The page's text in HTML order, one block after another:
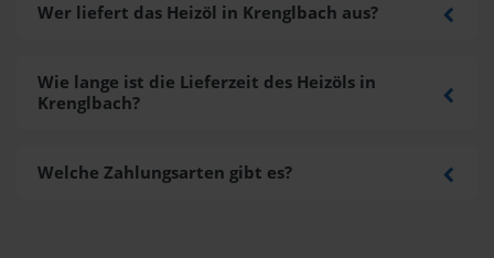
Wer liefert das Heizöl in Krenglbach aus?
Wie lange ist die Lieferzeit des Heizöls in
Krenglbach?
Welche Zahlungsarten gibt es?